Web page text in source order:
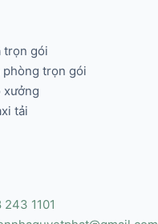
trọn gói
phòng trọn gói
xưởng
tải
243 1101